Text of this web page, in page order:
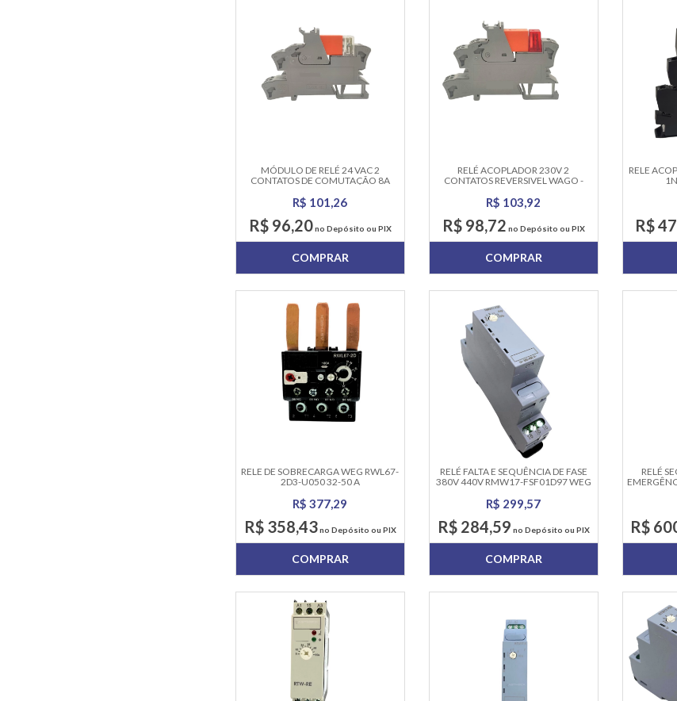
MÓDULO DE RELÉ 24 VAC 2
CONTATOS DE COMUTAÇÃO 8A
R$ 101,26
R$ 96,20no Depósito ou PIX
COMPRAR
RELÉ ACOPLADOR 230V 2
CONTATOS REVERSIVEL WAGO -
R$ 103,92
R$ 98,72 no Depósito ou PIX
COMPRAR
RELE
R$
RELE DE SOBRECARGA WEG RWL67-
2D3-U050 32-50 A
R$ 377,29
R$ 358,43no Depósito ou PIX
COMPRAR
RELÉ FALTA E SEQUÊNCIA DE FASE
380V 440V RMW17-FSF01D97 WEG
R$ 299,57
R$ 284,59 no Depósito ou PIX
COMPRAR
RELÉ
R$